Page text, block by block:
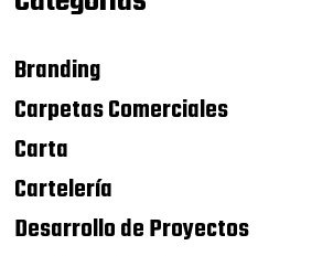
Branding
Carpetas Comerciales
Carta
Cartelería
Desarrollo de Proyectos